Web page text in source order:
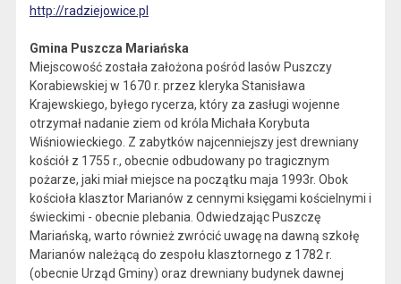
http://radziejowice.pl
Gmina Puszcza Mariańska
Miejscowość została założona pośród lasów Puszczy
Korabiewskiej w 1670 r. przez kleryka Stanisława
Krajewskiego, byłego rycerza, który za zasługi wojenne
otrzymał nadanie ziem od króla Michała Korybuta
Wiśniowieckiego. Z zabytków najcenniejszy jest drewniany
kościół z 1755 r., obecnie odbudowany po tragicznym
pożarze, jaki miał miejsce na początku maja 1993r. Obok
kościoła klasztor Marianów z cennymi księgami kościelnymi i
świeckimi - obecnie plebania. Odwiedzając Puszczę
Mariańską, warto również zwrócić uwagę na dawną szkołę
Marianów należącą do zespołu klasztornego z 1782 r.
(obecnie Urząd Gminy) oraz drewniany budynek dawnej